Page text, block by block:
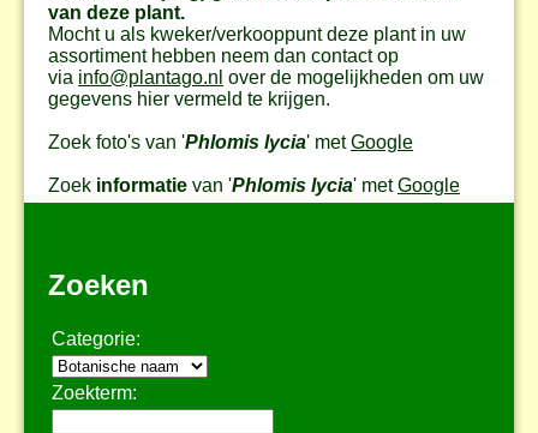
van deze plant.
Mocht u als kweker/verkooppunt deze plant in uw
assortiment hebben neem dan contact op
via info@plantago.nl over de mogelijkheden om uw
gegevens hier vermeld te krijgen.
Zoek foto's van 'Phlomis lycia' metGoogle
Zoek informatie van 'Phlomis lycia' metGoogle
Zoeken
Categorie:
Zoekterm: